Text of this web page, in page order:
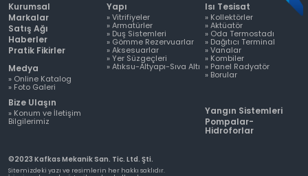
Kurumsal
Markalar
Satış Ağı
Haberler
Pratik Fikirler
Medya
» Online Katalog
» Foto Galeri
Bize Ulaşın
» Konum ve İletişim
Bilgilerimiz
Yapı
» Vitrifiyeler
» Armatürler
» Duş Sistemleri
» Gömme Rezervuarlar
» Aksesuarlar
» Yer Süzgeçleri
» Atıksu-Altyapı-Sıva Altı
Isı Tesisat
» Kollektörler
» Aktüatör
» Oda Termostadı
» Dağıtıcı Terminal
» Vanalar
» Kombiler
» Panel Radyatör
» Borular
Yangın Sistemleri
Pompalar-
Hidroforlar
©2023 Kafkas Mekanik San. Tic. Ltd. Şti.
Sitemizdeki yazı ve resimlerin her hakkı saklıdır.